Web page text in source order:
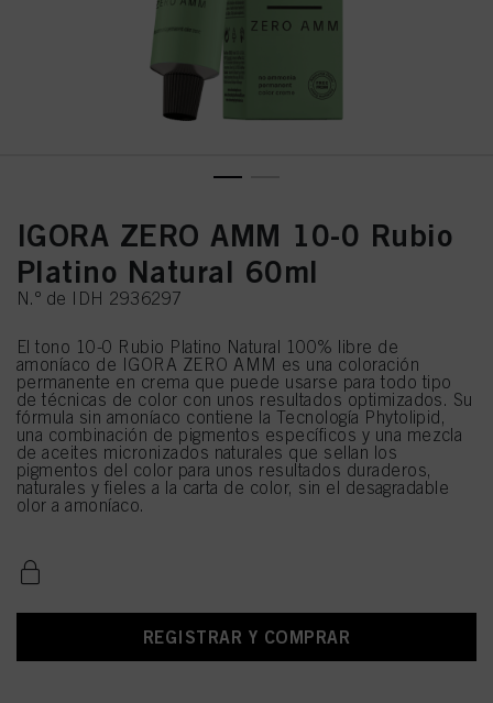
IGORA ZERO AMM 10-0 Rubio
Platino Natural 60ml
N.º de IDH 2936297
El tono 10-0 Rubio Platino Natural 100% libre de
amoníaco de IGORA ZERO AMM es una coloración
permanente en crema que puede usarse para todo tipo
de técnicas de color con unos resultados optimizados. Su
fórmula sin amoníaco contiene la Tecnología Phytolipid,
una combinación de pigmentos específicos y una mezcla
de aceites micronizados naturales que sellan los
pigmentos del color para unos resultados duraderos,
naturales y fieles a la carta de color, sin el desagradable
olor a amoníaco.
REGISTRAR Y COMPRAR